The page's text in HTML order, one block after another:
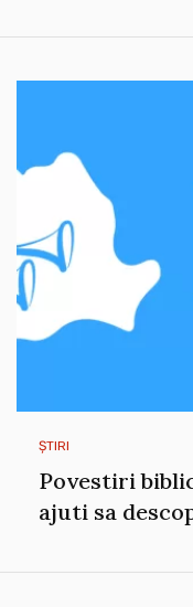
ȘTIRI
Povestiri
ajuti sa